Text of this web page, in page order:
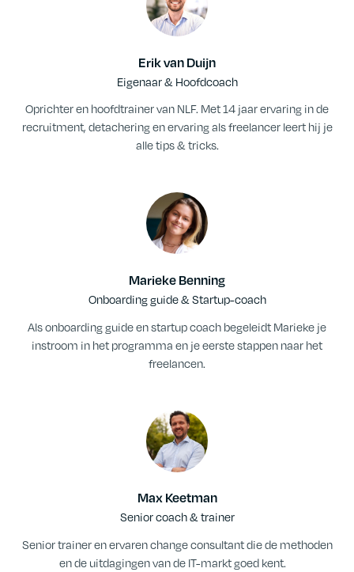
Erik van Duijn
Eigenaar & Hoofdcoach
Oprichter en hoofdtrainer van NLF. Met 14 jaar ervaring in de
recruitment, detachering en ervaring als freelancer leert hij je
alle tips & tricks.
Marieke Benning
Onboarding guide & Startup-coach
Als onboarding guide en startup coach begeleidt Marieke je
instroom in het programma en je eerste stappen naar het
freelancen.
Max Keetman
Senior coach & trainer
Senior trainer en ervaren change consultant die de methoden
en de uitdagingen van de IT-markt goed kent.